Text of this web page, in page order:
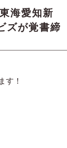
海愛知新
ズが覚書締
す！